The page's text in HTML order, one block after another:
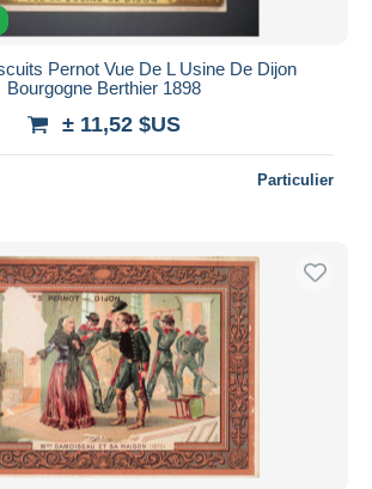
Pernot Vue De L Usine De Dijon
Bourgogne Berthier 1898
± 11,52 $US
Particulier